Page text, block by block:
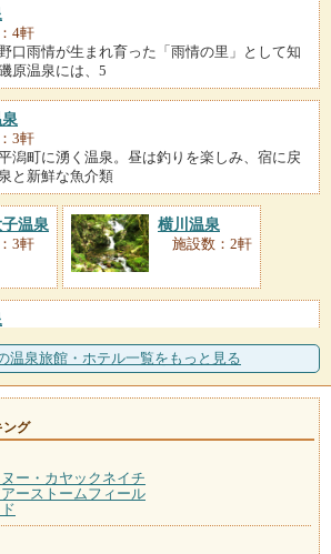
4軒
口雨情が生まれ育った「雨情の里」として知
原温泉には、5
3軒
潟町に湧く温泉。昼は釣りを楽しみ、宿に戻
と新鮮な魚介類
温泉
3軒
横川温泉
施設数：2軒
支流、滝川沿いに位置する温泉地。効能豊か
、疲れを癒し、
温泉旅館・ホテル一覧をもっと見る
ング
ー・カヤックネイチ
ーストームフィール